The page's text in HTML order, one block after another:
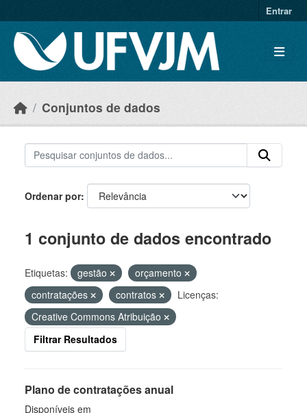
Entrar
Conjuntos de dados
Ordenar por
1 conjunto de dados encontrado
Etiquetas: gestão
orçamento
contratações
contratos
Licenças:
Creative Commons Atribuição
Filtrar Resultados
Plano de contratações anual
Disponíveis em